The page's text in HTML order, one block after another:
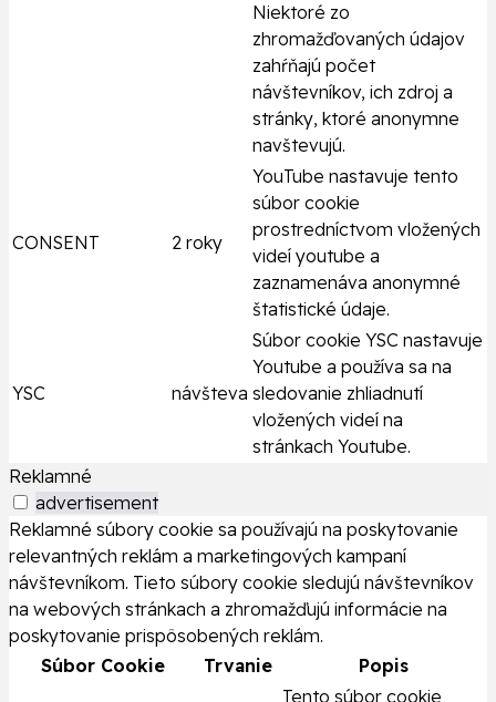
Niektoré zo
zhromažďovaných údajov
zahŕňajú počet
návštevníkov, ich zdroj a
stránky, ktoré anonymne
navštevujú.
CONSENT 2 roky
YouTube nastavuje tento
súbor cookie
prostredníctvom vložených
videí youtube a
zaznamenáva anonymné
štatistické údaje.
YSC návšteva
Súbor cookie YSC nastavuje
Youtube a používa sa na
sledovanie zhliadnutí
vložených videí na
stránkach Youtube.
Reklamné
advertisement
Reklamné súbory cookie sa používajú na poskytovanie
relevantných reklám a marketingových kampaní
návštevníkom. Tieto súbory cookie sledujú návštevníkov
na webových stránkach a zhromažďujú informácie na
poskytovanie prispôsobených reklám.
Súbor Cookie
Trvanie Popis
Tento súbor cookie